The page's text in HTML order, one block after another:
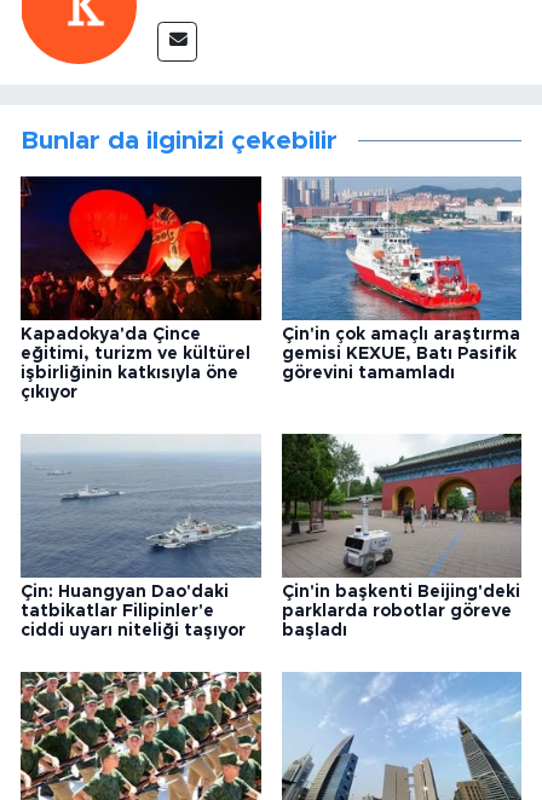
Bunlar da ilginizi çekebilir
Kapadokya'da Çince
eğitimi, turizm ve kültürel
işbirliğinin katkısıyla öne
çıkıyor
Çin'in çok amaçlı araştırma
gemisi KEXUE, Batı Pasifik
görevini tamamladı
Çin: Huangyan Dao'daki
tatbikatlar Filipinler'e
ciddi uyarı niteliği taşıyor
Çin'in başkenti Beijing'deki
parklarda robotlar göreve
başladı